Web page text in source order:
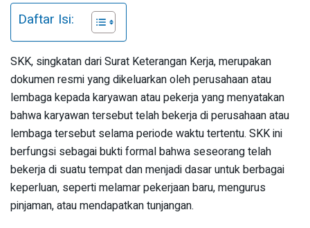
Daftar Isi:
SKK, singkatan dari Surat Keterangan Kerja, merupakan
dokumen resmi yang dikeluarkan oleh perusahaan atau
lembaga kepada karyawan atau pekerja yang menyatakan
bahwa karyawan tersebut telah bekerja di perusahaan atau
lembaga tersebut selama periode waktu tertentu. SKK ini
berfungsi sebagai bukti formal bahwa seseorang telah
bekerja di suatu tempat dan menjadi dasar untuk berbagai
keperluan, seperti melamar pekerjaan baru, mengurus
pinjaman, atau mendapatkan tunjangan.